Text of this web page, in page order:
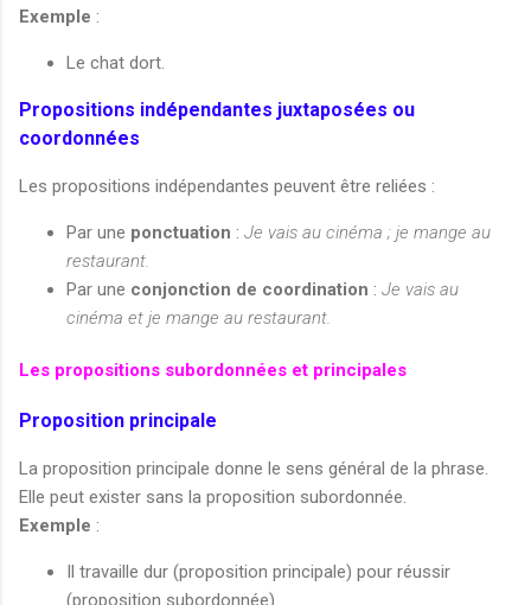
Exemple :
Le chat dort.
Propositions indépendantes juxtaposées ou
coordonnées
Les propositions indépendantes peuvent être reliées :
Par une ponctuation : Je vais au cinéma ; je mange au
restaurant.
Par une conjonction de coordination : Je vais au
cinéma et je mange au restaurant.
Les propositions subordonnées et principales
Proposition principale
La proposition principale donne le sens général de la phrase.
Elle peut exister sans la proposition subordonnée.
Exemple :
Il travaille dur (proposition principale) pour réussir